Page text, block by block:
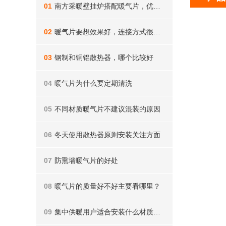
01 南方采暖壁挂炉搭配暖气片，优势不止一点点
02 暖气片要想效果好，连接方式很重要，你家做对了吗
03 钢制和铜铝散热器，哪个比较好
04 暖气片为什么要定期清洗
05 不同材质暖气片不建议混装的原因
06 冬天使用散热器原则安装关注方面
07 防熏墙暖气片的好处
08 暖气片的质量好不好主要看哪里？
09 集中供暖用户适合安装什么材质的暖气片？